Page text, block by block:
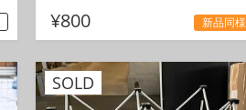
¥800 新品同様
SOLD